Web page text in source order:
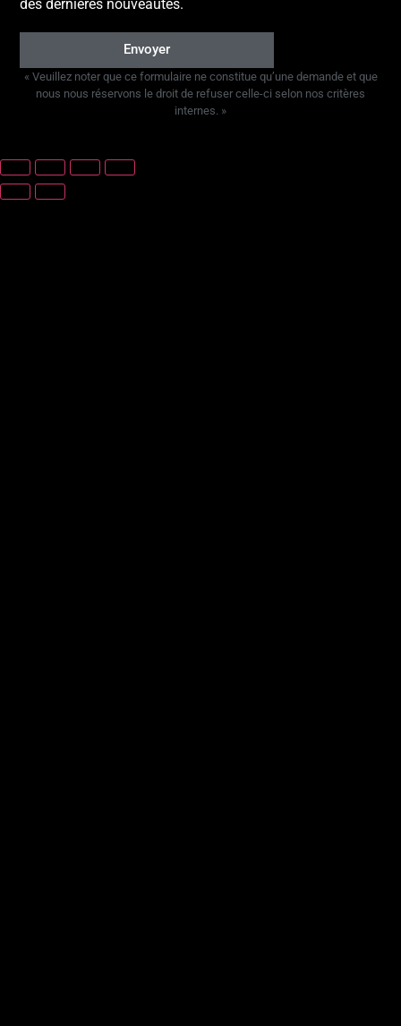
Envoyer
« Veuillez noter que ce formulaire ne constitue qu’une demande et que
nous nous réservons le droit de refuser celle-ci selon nos critères
internes. »